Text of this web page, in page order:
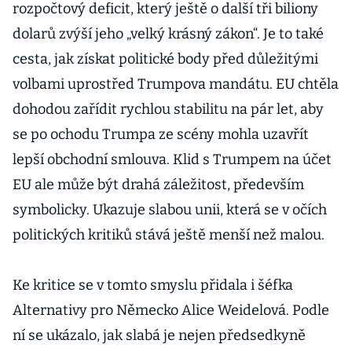
rozpočtový deficit, který ještě o další tři biliony
dolarů zvýší jeho „velký krásný zákon“. Je to také
cesta, jak získat politické body před důležitými
volbami uprostřed Trumpova mandátu. EU chtěla
dohodou zařídit rychlou stabilitu na pár let, aby
se po ochodu Trumpa ze scény mohla uzavřít
lepší obchodní smlouva. Klid s Trumpem na účet
EU ale může být drahá záležitost, především
symbolicky. Ukazuje slabou unii, která se v očích
politických kritiků stává ještě menší než malou.
Ke kritice se v tomto smyslu přidala i šéfka
Alternativy pro Německo Alice Weidelová. Podle
ní se ukázalo, jak slabá je nejen předsedkyně